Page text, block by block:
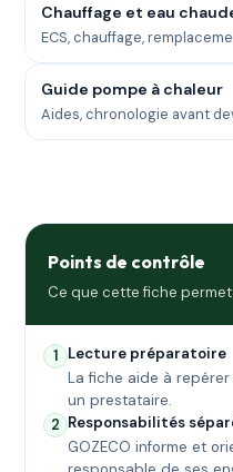
Chauffage et eau
ECS, chauffage,
Guide pompe à chaleur
Aides, chronologie avant
Points de contrôle
Ce que cette fiche
1 Lecture préparatoire
La fiche aide à
un prestataire.
2 Responsabilités
GOZECO informe et